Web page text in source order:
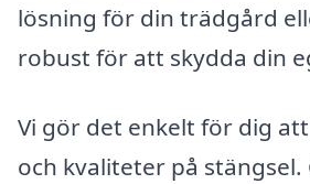
lösning för din trädgård
robust för att skydda din
Vi gör det enkelt för dig
och kvaliteter på stängsel.